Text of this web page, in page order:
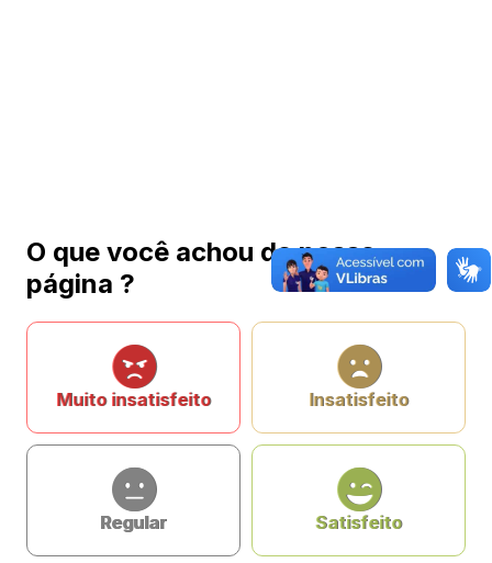
O que você achou da nossa
página ?
Muito insatisfeito Insatisfeito
Regular Satisfeito